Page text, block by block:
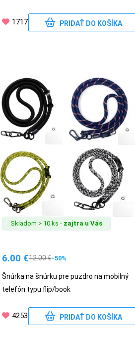
1717 PRIDAŤ DO KOŠÍKA
Skladom > 10 ks - zajtra u Vás
6.00 €12.00€-50%
Šnúrka na šnúrku pre puzdro na mobilný
telefón typu flip/book
4253 PRIDAŤ DO KOŠÍKA